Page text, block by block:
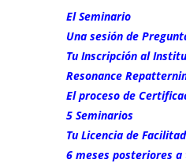
El Seminario
Una sesión de
Tu Inscripción al
Resonance
El proceso de
5 Seminarios
Tu Licencia de
6 meses posteriores